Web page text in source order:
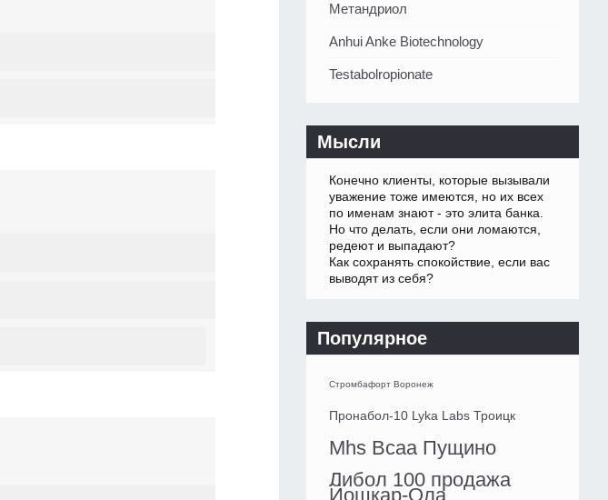
Метандриол
Anhui Anke Biotechnology
Testabolropionate
Мысли
Конечно клиенты, которые вызывали
уважение тоже имеются, но их всех
по именам знают - это элита банка.
Но что делать, если они ломаются,
редеют и выпадают?
Как сохранять спокойствие, если вас
выводят из себя?
Популярное
Стромбафорт Воронеж
Пронабол-10 Lyka Labs Троицк
Mhs Bcaa Пущино
Либол 100 продажа
Йошкар-Ола